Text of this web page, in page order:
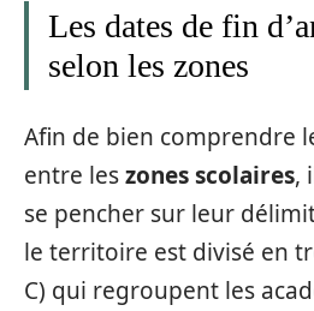
Les dates de fin
selon les zones
Afin de bien comprendre
entre leszones scolaires,
se pencher sur leur
le territoire est divisé en
C) qui regroupent les